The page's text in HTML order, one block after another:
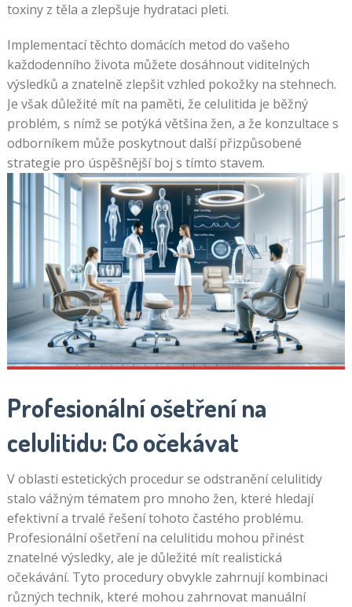
toxiny z těla a zlepšuje hydrataci pleti.
Implementací těchto domácích metod do vašeho
každodenního života můžete dosáhnout viditelných
výsledků a znatelně zlepšit vzhled pokožky na stehnech.
Je však důležité mít na paměti, že celulitida je běžný
problém, s nímž se potýká většina žen, a že konzultace s
odborníkem může poskytnout další přizpůsobené
strategie pro úspěšnější boj s tímto stavem.
Profesionální ošetření na
celulitidu: Co očekávat
V oblasti estetických procedur se odstranění celulitidy
stalo vážným tématem pro mnoho žen, které hledají
efektivní a trvalé řešení tohoto častého problému.
Profesionální ošetření na celulitidu mohou přinést
znatelné výsledky, ale je důležité mít realistická
očekávání. Tyto procedury obvykle zahrnují kombinaci
různých technik, které mohou zahrnovat manuální